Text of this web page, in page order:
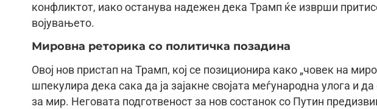
конфликтот, иако останува надежен дека Трамп ќе изврши
војувањето.
Мировна реторика со политичка позадина
Овој нов пристап на Трамп, кој се позиционира како „човек на
шпекулира дека сака да ја зајакне својата меѓународна улога и
за мир. Неговата подготвеност за нов состанок со Путин